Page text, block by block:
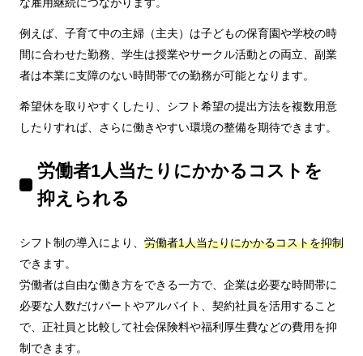
例えば、子育て中の主婦（主夫）は子どもの保育園や学校の時
間に合わせた勤務、学生は授業やサークル活動との両立、副業
者は本業に支障のない時間帯での勤務が可能となります。
希望休を取りやすくしたり、シフト希望の提出方法を複数用意
したりすれば、さらに働きやすい環境の整備を期待できます。
労働者1人当たりにかかるコストを
抑えられる
シフト制の導入により、 労働者1人当たりにかかるコストを抑制
できます。
労働者は自由な働き方をできる一方で、企業は必要な時間帯に
必要な人数だけパートやアルバイト、契約社員を活用すること
で、正社員と比較して社会保険料や福利厚生費などの費用を抑
制できます。